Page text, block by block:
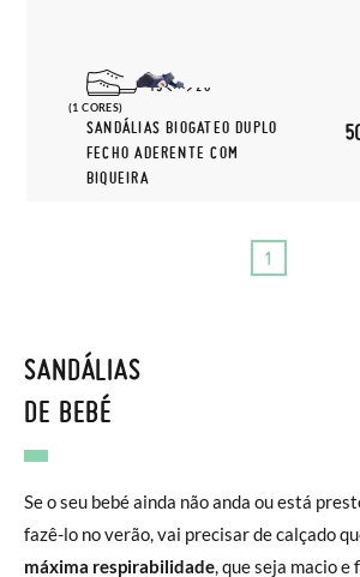
(1 CORES)
19 20
SANDÁLIAS BIOGATEO DUPLO
FECHO ADERENTE COM
BIQUEIRA
1
SANDÁLIAS
DE BEBÉ
Se o seu bebé ainda não anda ou está
fazê-lo no verão, vai precisar de calçado
máxima respirabilidade, que seja macio e